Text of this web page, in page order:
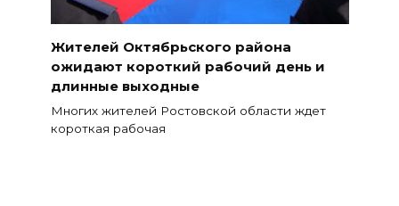
Жителей Октябрьского района
ожидают короткий рабочий день и
длинные выходные
Многих жителей Ростовской области ждет
короткая рабочая